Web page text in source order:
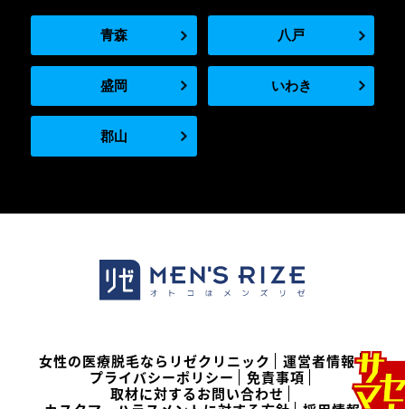
青森 八戸
盛岡 いわき
郡山
女性の医療脱毛ならリゼクリニック
運営者情報
プライバシーポリシー
免責事項
取材に対するお問い合わせ